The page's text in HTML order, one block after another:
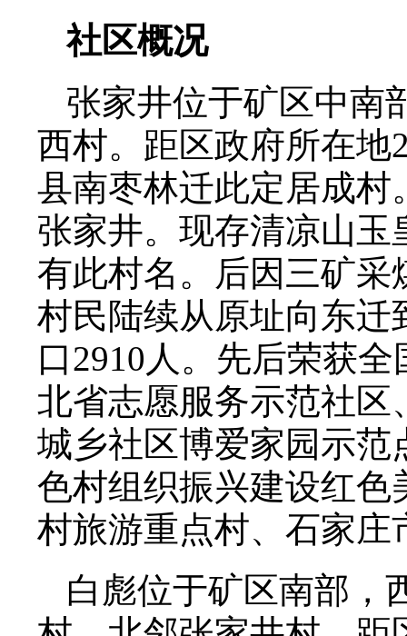
社区概况
张家井位于矿区中南
西村。距区政府所在
县南枣林迁此定居成
张家井。现存清凉山玉
有此村名。后因三矿采
村民陆续从原址向东迁
口2910人。先后荣获
北省志愿服务示范社
城乡社区博爱家园示范
色村组织振兴建设红色
村旅游重点村、石家
白彪位于矿区南部，